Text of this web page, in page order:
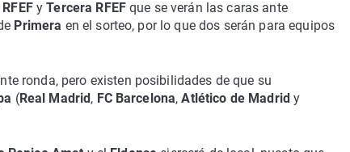
y Tercera RFEFque se verán las caras ante
Primera en el sorteo, por lo que dos serán para equipos
ronda, pero existen posibilidades de que su
(Real Madrid , FC Barcelona,Atlético de Madrid y